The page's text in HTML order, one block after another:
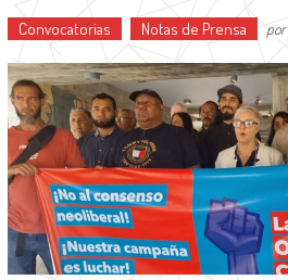
Convocatorias Notas de Prensa por